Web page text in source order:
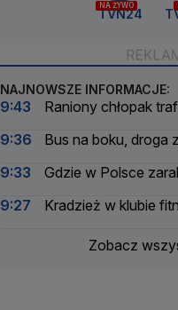
NA ŻYWO
TVN24
NAJNOWSZE INFORMACJE:
9:43
Raniony chłopak
9:36
Bus na boku, droga
9:33
Gdzie w Polsce
9:27
Kradzież w klubie
Zobacz